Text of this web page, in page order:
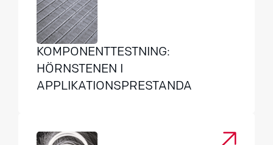
KOMPONENTTESTNING:
HÖRNSTENEN I
APPLIKATIONSPRESTANDA